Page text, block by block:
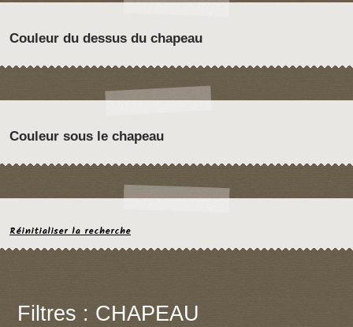
Couleur du dessus du chapeau
Couleur sous le chapeau
Réinitialiser la recherche
Filtres : CHAPEAU